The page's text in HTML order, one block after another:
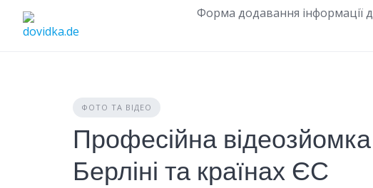
Форма додавання інформації
ФОТО ТА ВІДЕО
Професійна
Берліні та країнах ЄС